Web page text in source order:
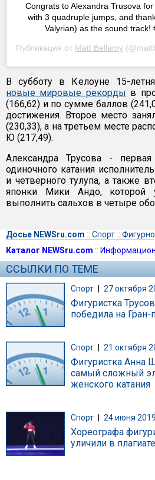
Congrats to Alexandra Trusova
with 3 quadruple jumps, and
Valyrian) as the sound track!
Публикация от Matt Bellamy
В субботу в Келоуне 15-
новые мировые рекорды в
(166,62) и по сумме баллов
достижения. Второе место
(230,33), а на третьем месте
Ю (217,49).
Александра Трусова -
одиночного катания
и четверного тулупа, а также
японки Мики Андо, которой
выполнить сальхов в четыре
Досье NEWSru.com :: Спорт::
Каталог NEWSru.com ::
ССЫЛКИ ПО ТЕМЕ
Спорт 27 октября
Фигуристка
победила на
Спорт 21 октября
Фигуристка Анна
самый сложный
женского катания
Спорт 24 июня 2019
Хореографа
уличили в